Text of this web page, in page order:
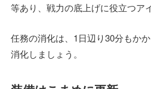
等あり、戦力の底上げに役立つア
任務の消化は、1日辺り30分もか
消化しましょう。